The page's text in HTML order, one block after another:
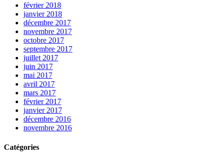
février 2018
janvier 2018
décembre 2017
novembre 2017
octobre 2017
septembre 2017
juillet 2017
juin 2017
mai 2017
avril 2017
mars 2017
février 2017
janvier 2017
décembre 2016
novembre 2016
Catégories